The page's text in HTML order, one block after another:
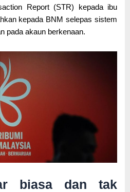
Report (STR) kepada ibu
kepada BNM selepas sistem
pada akaun berkenaan.
biasa dan tak